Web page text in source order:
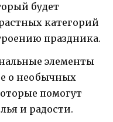
будет
категорий
праздника.
элементы
о необычных
помогут
и радости.